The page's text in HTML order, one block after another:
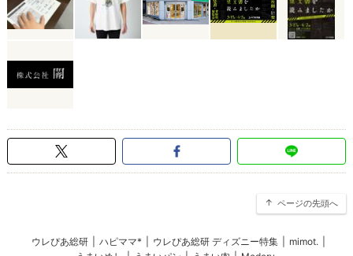
ページの先頭へ
ウレぴあ総研 ハピママ* ウレぴあ総研 ディズニー特集 mimot.